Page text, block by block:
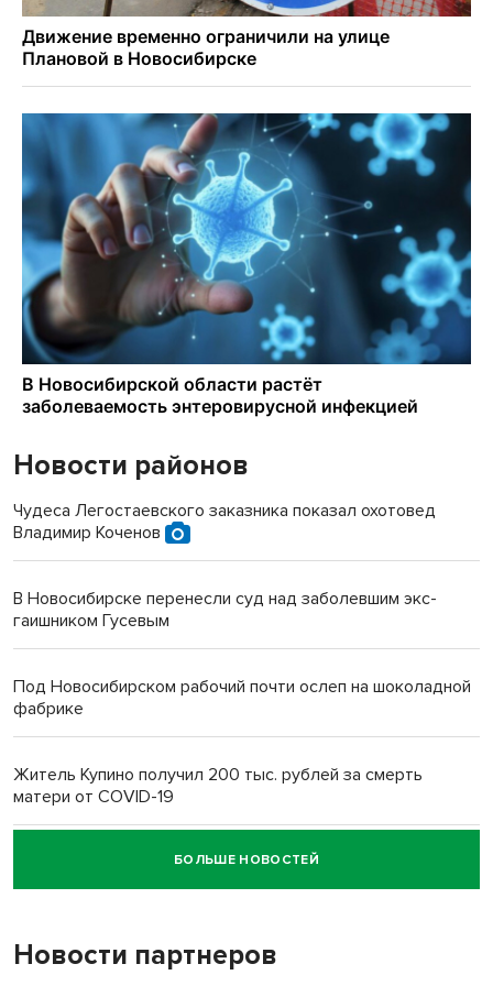
Новости районов
Чудеса Легостаевского заказника показал охотовед
Владимир Коченов
В Новосибирске перенесли суд над заболевшим экс-
гаишником Гусевым
Под Новосибирском рабочий почти ослеп на шоколадной
фабрике
Житель Купино получил 200 тыс. рублей за смерть
матери от COVID-19
Новосибирский суд наказал водителя за смерть
пенсионерки на вокзале
«Мы живём на пастбище!»: в новосибирском селе лошади
терроризируют жителей
БОЛЬШЕ НОВОСТЕЙ
Новости партнеров